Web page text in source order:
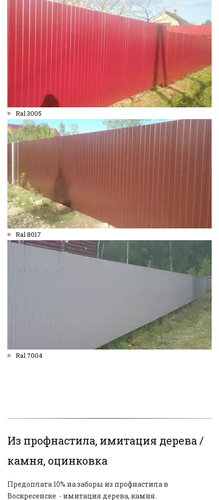
Ral 3005
Ral 8017
Ral 7004
Из профнастила, имитация дерева /
камня, оцинковка
Предоплата 10% на заборы из профнастила в
Воскресенске  - имитация дерева, камня.